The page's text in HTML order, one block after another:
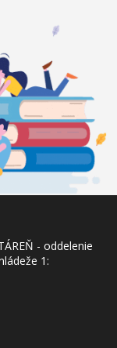
- oddelenie
1: